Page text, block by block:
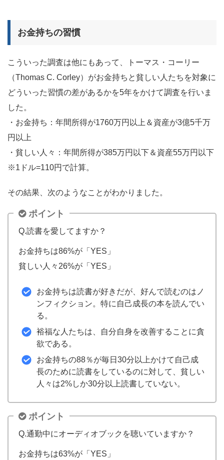
お金持ちの習慣
こういった調査は他にもあって、トーマス・コーリー
（Thomas C. Corley）がお金持ちと貧しい人たちを対象に
どういった習慣の差があるかを5年をかけて調査を行いま
した。
・お金持ち：年間所得が1760万円以上＆資産が3億5千万
円以上
・貧しい人々：年間所得が385万円以下＆資産55万円以下
※1ドル=110円で計算。
その結果、次のようなことがわかりました。
ポイント
Q.読書を愛してますか ？
お金持ちは86%が「YES」
貧しい人々26%が「YES」
お金持ちは読書が好きだが、好んで読むのはノ
ンフィクション。特に自己成長の本を読んでい
る。
裕福な人たちは、自分自身を改善することに貪
欲である。
お金持ちの88％が毎日30分以上かけて自己成
長のために読書をしているのに対して、貧しい
人々は2%しか30分以上読書していない。
ポイント
Q.通勤中にオーディオブックを聴いていますか？
お金持ちは63%が「YES」